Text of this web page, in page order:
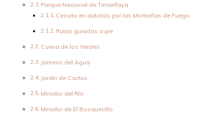
Parque Nacional de Timanfaya
Circuito en autobús por las Montañas de Fuego
Rutas guiadas a pie
Cueva de los Verdes
Jameos del Agua
Jardín de Cactus
Mirador del Río
Mirador de El Bosquecillo